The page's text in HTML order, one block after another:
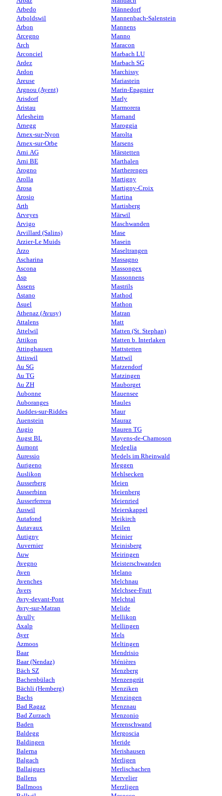
Arbedo
Arboldswil
Arbon
Arcegno
Arch
Arconciel
Ardez
Ardon
Areuse
Argnou (Ayent)
Arisdorf
Aristau
Arlesheim
Arnegg
Arnex-sur-Nyon
Arnex-sur-Orbe
Arni AG
Arni BE
Arogno
Arolla
Arosa
Arosio
Arth
Arveyes
Arvigo
Arvillard (Salins)
Arzier-Le Muids
Arzo
Ascharina
Ascona
Asp
Assens
Astano
Asuel
Athenaz (Avusy)
Attalens
Attelwil
Attikon
Attinghausen
Attiswil
Au SG
Au TG
Au ZH
Aubonne
Auboranges
Auddes-sur-Riddes
Auenstein
Augio
Augst BL
Aumont
Auressio
Aurigeno
Auslikon
Ausserberg
Ausserbinn
Ausserferrera
Auswil
Autafond
Autavaux
Autigny
Auvernier
Auw
Avegno
Aven
Avenches
Avers
Avry-devant-Pont
Avry-sur-Matran
Avully
Axalp
Ayer
Azmoos
Baar
Baar (Nendaz)
Bäch SZ
Bachenbülach
Bächli (Hemberg)
Bachs
Bad Ragaz
Bad Zurzach
Baden
Baldegg
Baldingen
Balerna
Balgach
Ballaigues
Ballens
Ballmoos
Männedorf
Mannenbach-Salenstein
Mannens
Manno
Maracon
Marbach LU
Marbach SG
Marchissy
Mariastein
Marin-Epagnier
Marly
Marmorera
Marnand
Maroggia
Marolta
Marsens
Märstetten
Marthalen
Martherenges
Martigny
Martigny-Croix
Martina
Martisberg
Märwil
Maschwanden
Mase
Masein
Maseltrangen
Massagno
Massongex
Massonnens
Mastrils
Mathod
Mathon
Matran
Matt
Matten (St. Stephan)
Matten b. Interlaken
Mattstetten
Mattwil
Matzendorf
Matzingen
Mauborget
Mauensee
Maules
Maur
Mauraz
Mauren TG
Mayens-de-Chamoson
Medeglia
Medels im Rheinwald
Meggen
Mehlsecken
Meien
Meienberg
Meienried
Meierskappel
Meikirch
Meilen
Meinier
Meinisberg
Meiringen
Meisterschwanden
Melano
Melchnau
Melchsee-Frutt
Melchtal
Melide
Mellikon
Mellingen
Mels
Meltingen
Mendrisio
Ménières
Menzberg
Menzengrüt
Menziken
Menzingen
Menznau
Menzonio
Merenschwand
Mergoscia
Meride
Merishausen
Merligen
Merlischachen
Mervelier
Merzligen